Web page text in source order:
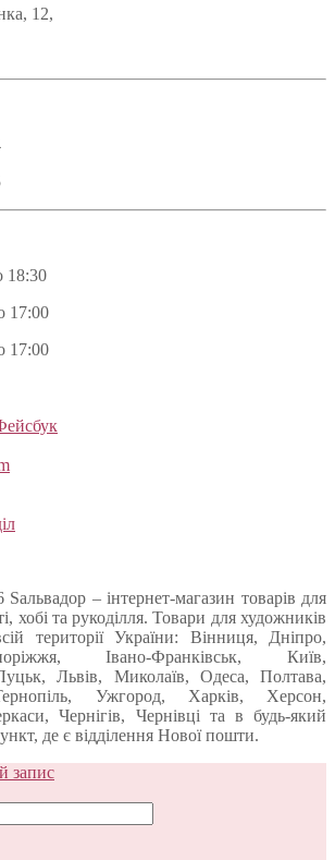
12,
– інтернет-магазин товарів для
хобі та рукоділля. Товари для художників
території України: Вінниця, Дніпро,
Івано-Франківськ, Київ,
Львів, Миколаїв, Одеса, Полтава,
Ужгород, Харків, Херсон,
Чернігів, Чернівці та в будь-який
де є відділення Нової пошти.
запис